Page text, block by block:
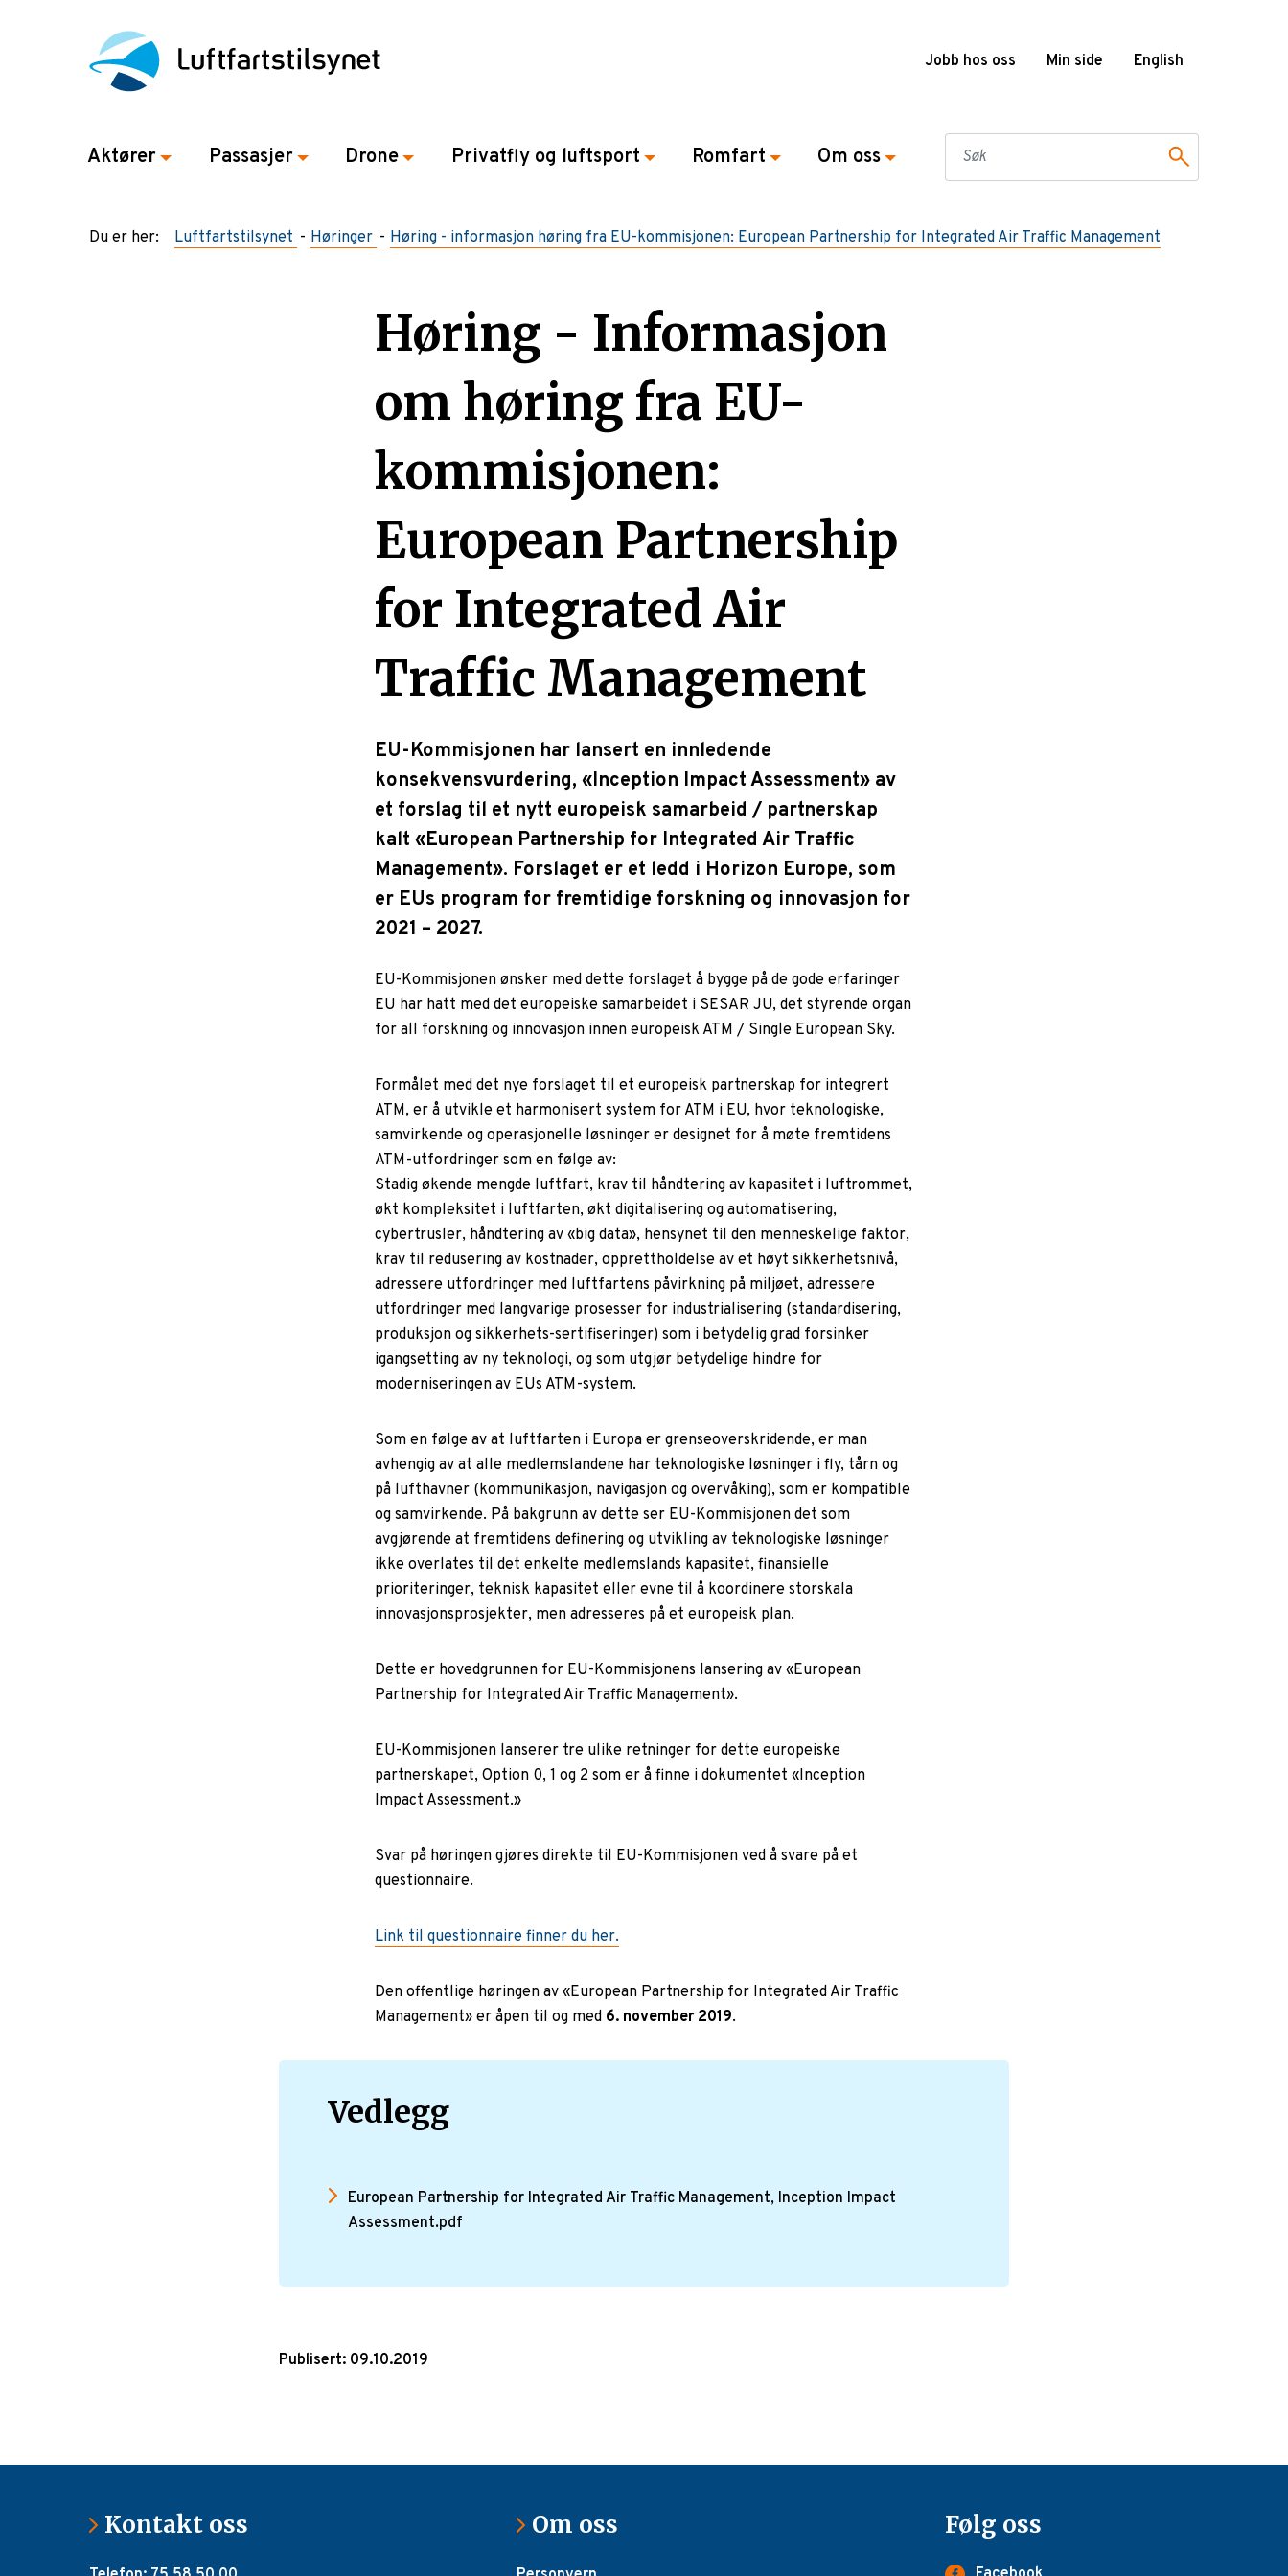
Jobb hos oss Min side English
Aktører Passasjer Drone Privatfly og luftsport Romfart Om oss
Du er her: Luftfartstilsynet Høringer Høring - informasjon høring fra EU-kommisjonen: European Partnership for Integrated Air Traffic Management
Høring - Informasjon
om høring fra EU-
kommisjonen:
European Partnership
for Integrated Air
Traffic Management
EU-Kommisjonen har lansert en innledende
konsekvensvurdering, «Inception Impact Assessment» av
et forslag til et nytt europeisk samarbeid / partnerskap
kalt «European Partnership for Integrated Air Traffic
Management». Forslaget er et ledd i Horizon Europe, som
er EUs program for fremtidige forskning og innovasjon for
2021 – 2027.
EU-Kommisjonen ønsker med dette forslaget å bygge på de gode erfaringer
EU har hatt med det europeiske samarbeidet i SESAR JU, det styrende organ
for all forskning og innovasjon innen europeisk ATM / Single European Sky.
Formålet med det nye forslaget til et europeisk partnerskap for integrert
ATM, er å utvikle et harmonisert system for ATM i EU, hvor teknologiske,
samvirkende og operasjonelle løsninger er designet for å møte fremtidens
ATM-utfordringer som en følge av:
Stadig økende mengde luftfart, krav til håndtering av kapasitet i luftrommet,
økt kompleksitet i luftfarten, økt digitalisering og automatisering,
cybertrusler, håndtering av «big data», hensynet til den menneskelige faktor,
krav til redusering av kostnader, opprettholdelse av et høyt sikkerhetsnivå,
adressere utfordringer med luftfartens påvirkning på miljøet, adressere
utfordringer med langvarige prosesser for industrialisering (standardisering,
produksjon og sikkerhets-sertifiseringer) som i betydelig grad forsinker
igangsetting av ny teknologi, og som utgjør betydelige hindre for
moderniseringen av EUs ATM-system.
Som en følge av at luftfarten i Europa er grenseoverskridende, er man
avhengig av at alle medlemslandene har teknologiske løsninger i fly, tårn og
på lufthavner (kommunikasjon, navigasjon og overvåking), som er kompatible
og samvirkende. På bakgrunn av dette ser EU-Kommisjonen det som
avgjørende at fremtidens definering og utvikling av teknologiske løsninger
ikke overlates til det enkelte medlemslands kapasitet, finansielle
prioriteringer, teknisk kapasitet eller evne til å koordinere storskala
innovasjonsprosjekter, men adresseres på et europeisk plan.
Dette er hovedgrunnen for EU-Kommisjonens lansering av «European
Partnership for Integrated Air Traffic Management».
EU-Kommisjonen lanserer tre ulike retninger for dette europeiske
partnerskapet, Option 0, 1 og 2 som er å finne i dokumentet «Inception
Impact Assessment.»
Svar på høringen gjøres direkte til EU-Kommisjonen ved å svare på et
questionnaire.
Link til questionnaire finner du her.
Den offentlige høringen av «European Partnership for Integrated Air Traffic
Management» er åpen til og med 6. november 2019.
Vedlegg
European Partnership for Integrated Air Traffic Management, Inception Impact
Assessment.pdf
Publisert: 09.10.2019
Kontakt oss Om oss Følg oss